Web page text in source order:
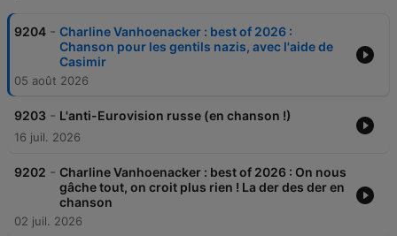
9204 - Charline Vanhoenacker : best of 2026 :
Chanson pour les gentils nazis, avec l'aide de
Casimir
05 août 2026
9203 - L'anti-Eurovision russe (en chanson !)
16 juil. 2026
9202 - Charline Vanhoenacker : best of 2026 : On nous
gâche tout, on croit plus rien ! La der des der en
chanson
02 juil. 2026